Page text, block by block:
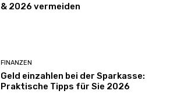
& 2026 vermeiden
FINANZEN
Geld einzahlen bei der Sparkasse:
Praktische Tipps für Sie 2026